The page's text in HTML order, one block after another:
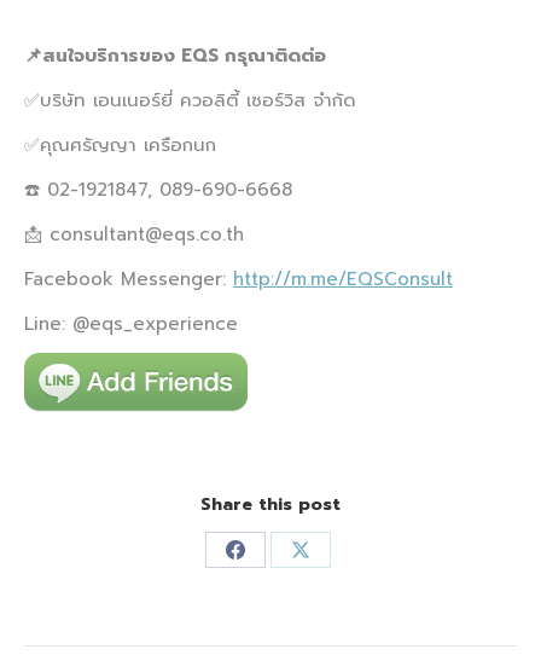
📌สนใจบริการของ EQS กรุณาติดต่อ
✅บริษัท เอนเนอร์ยี่ ควอลิตี้ เซอร์วิส จำกัด
✅คุณศรัญญา เครือกนก
☎️ 02-1921847, 089-690-6668
📩 consultant@eqs.co.th
Facebook Messenger: http://m.me/EQSConsult
Line: @eqs_experience
Share this post
Share
Facebook
Share
X